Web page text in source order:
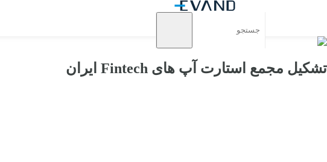
تشکیل مجمع استارت آپ های Fintech ایران